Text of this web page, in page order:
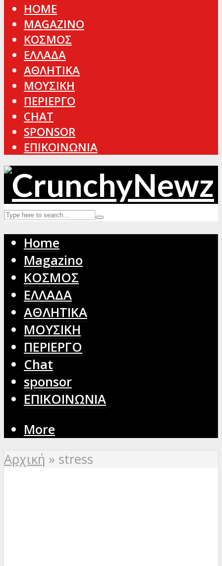
HOME
MAGAZINO
ΚΟΣΜΟΣ
ΕΛΛΑΔΑ
ΑΘΛΗΤΙΚΑ
ΜΟΥΣΙΚΗ
ΠΕΡΙΕΡΓΟ
CHAT
SPONSOR
ΕΠΙΚΟΙΝΩΝΙΑ
Home
Magazino
ΚΟΣΜΟΣ
ΕΛΛΑΔΑ
ΑΘΛΗΤΙΚΑ
ΜΟΥΣΙΚΗ
ΠΕΡΙΕΡΓΟ
Chat
sponsor
ΕΠΙΚΟΙΝΩΝΙΑ
More
Αρχική » stress